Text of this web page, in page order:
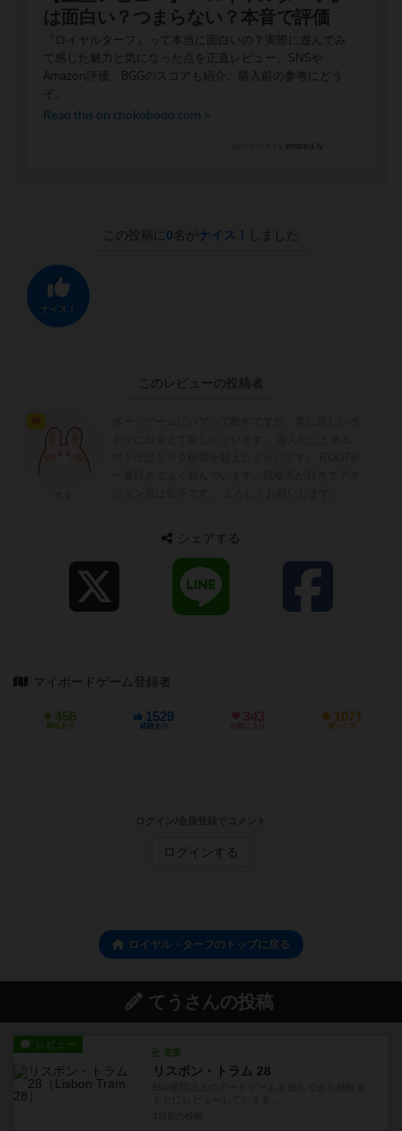
この投稿に 0名がナイス！ しました
ナイス！
このレビューの投稿者
シェアする
マイボードゲーム登録者
456
興味あり
1529
経験あり
343
お気に入り
1071
持ってる
ログイン/会員登録でコメント
ログインする
ロイヤル・ターフのトップに戻る
てうさんの投稿
レビュー
充実
リスボン・トラム 28